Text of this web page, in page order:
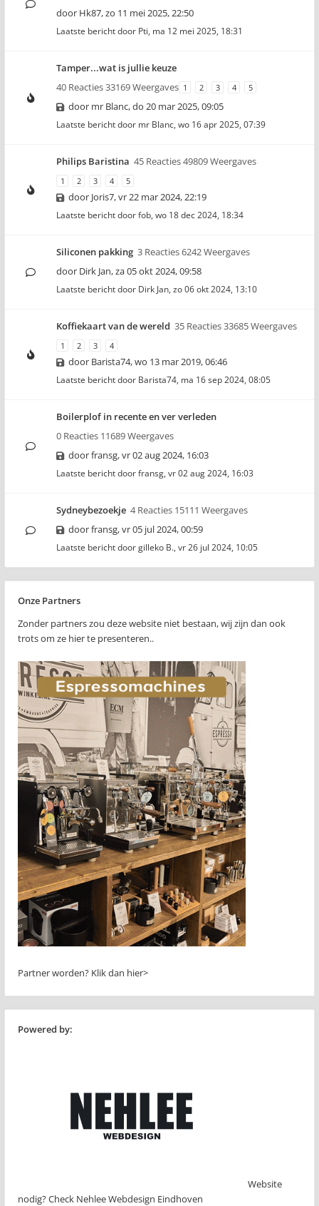
door Hk87,zo 11 mei 2025, 22:50
Laatste bericht door Pti, ma 12 mei 2025, 18:31
Tamper...wat is jullie keuze
40 Reacties 33169 Weergaves 1 2 3 4 5
door mr Blanc,do 20 mar 2025, 09:05
Laatste bericht door mr Blanc, wo 16 apr 2025, 07:39
Philips Baristina 45 Reacties 49809 Weergaves
1 2 3 4 5
door Joris7,vr 22 mar 2024, 22:19
Laatste bericht doorfob, wo 18 dec 2024, 18:34
Siliconen pakking 3 Reacties 6242 Weergaves
door Dirk Jan,za 05 okt 2024, 09:58
Laatste bericht door Dirk Jan, zo 06 okt 2024, 13:10
Koffiekaart van de wereld 35 Reacties 33685 Weergaves
1 2 3 4
door Barista74,wo 13 mar 2019, 06:46
Laatste bericht door Barista74, ma 16 sep 2024, 08:05
Boilerplof in recente en ver verleden
0 Reacties 11689 Weergaves
doorfransg,vr 02 aug 2024, 16:03
Laatste bericht doorfransg, vr 02 aug 2024, 16:03
Sydneybezoekje 4 Reacties 15111 Weergaves
doorfransg,vr 05 jul 2024, 00:59
Laatste bericht doorgilleko B., vr 26 jul 2024, 10:05
Onze Partners
Zonder partners zou deze website niet bestaan, wij zijn dan ook
trots om ze hier te presenteren..
Partner worden? Klik dan hier>
Powered by:
Website
nodig? Check Nehlee Webdesign Eindhoven